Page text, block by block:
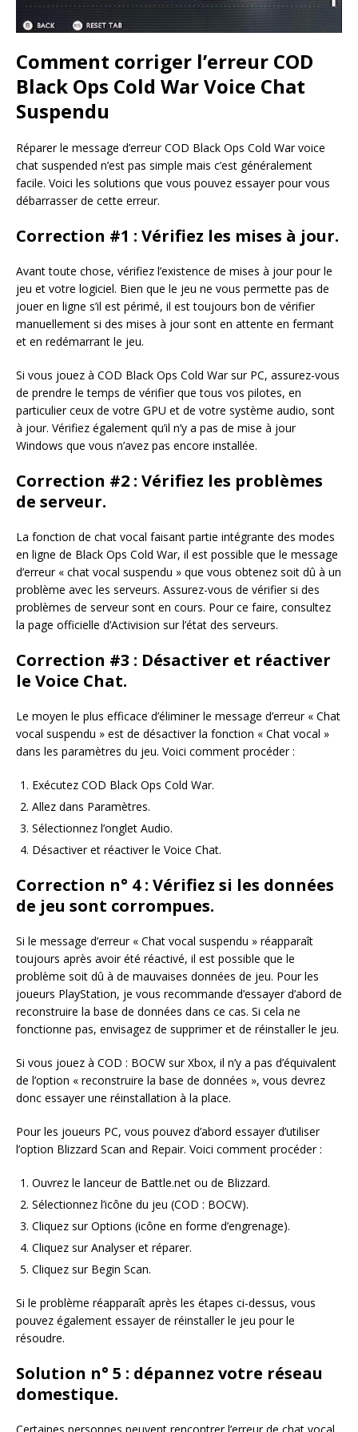
Comment corriger l’erreur COD
Black Ops Cold War Voice Chat
Suspendu
Réparer le message d’erreur COD Black Ops Cold War voice
chat suspended n’est pas simple mais c’est généralement
facile. Voici les solutions que vous pouvez essayer pour vous
débarrasser de cette erreur.
Correction #1 : Vérifiez les mises à jour.
Avant toute chose, vérifiez l’existence de mises à jour pour le
jeu et votre logiciel. Bien que le jeu ne vous permette pas de
jouer en ligne s’il est périmé, il est toujours bon de vérifier
manuellement si des mises à jour sont en attente en fermant
et en redémarrant le jeu.
Si vous jouez à COD Black Ops Cold War sur PC, assurez-vous
de prendre le temps de vérifier que tous vos pilotes, en
particulier ceux de votre GPU et de votre système audio, sont
à jour. Vérifiez également qu’il n’y a pas de mise à jour
Windows que vous n’avez pas encore installée.
Correction #2 : Vérifiez les problèmes
de serveur.
La fonction de chat vocal faisant partie intégrante des modes
en ligne de Black Ops Cold War, il est possible que le message
d’erreur « chat vocal suspendu » que vous obtenez soit dû à un
problème avec les serveurs. Assurez-vous de vérifier si des
problèmes de serveur sont en cours. Pour ce faire, consultez
la page officielle d’Activision sur l’état des serveurs.
Correction #3 : Désactiver et réactiver
le Voice Chat.
Le moyen le plus efficace d’éliminer le message d’erreur « Chat
vocal suspendu » est de désactiver la fonction « Chat vocal »
dans les paramètres du jeu. Voici comment procéder :
Exécutez COD Black Ops Cold War.
Allez dans Paramètres.
Sélectionnez l’onglet Audio.
Désactiver et réactiver le Voice Chat.
Correction n° 4 : Vérifiez si les données
de jeu sont corrompues.
Si le message d’erreur « Chat vocal suspendu » réapparaît
toujours après avoir été réactivé, il est possible que le
problème soit dû à de mauvaises données de jeu. Pour les
joueurs PlayStation, je vous recommande d’essayer d’abord de
reconstruire la base de données dans ce cas. Si cela ne
fonctionne pas, envisagez de supprimer et de réinstaller le jeu.
Si vous jouez à COD : BOCW sur Xbox, il n’y a pas d’équivalent
de l’option « reconstruire la base de données », vous devrez
donc essayer une réinstallation à la place.
Pour les joueurs PC, vous pouvez d’abord essayer d’utiliser
l’option Blizzard Scan and Repair. Voici comment procéder :
Ouvrez le lanceur de Battle.net ou de Blizzard.
Sélectionnez l’icône du jeu (COD : BOCW).
Cliquez sur Options (icône en forme d’engrenage).
Cliquez sur Analyser et réparer.
Cliquez sur Begin Scan.
Si le problème réapparaît après les étapes ci-dessus, vous
pouvez également essayer de réinstaller le jeu pour le
résoudre.
Solution n° 5 : dépannez votre réseau
domestique.
Certaines personnes peuvent rencontrer l’erreur de chat vocal